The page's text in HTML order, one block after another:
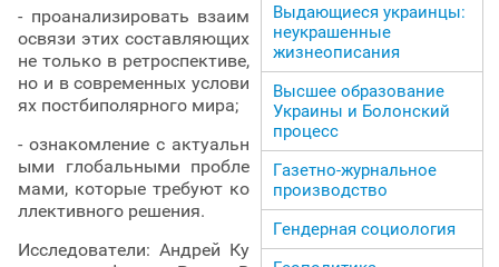
- проанализировать взаим
освязи этих составляющих
не только в ретроспективе,
но и в современных услови
ях постбиполярного мира;
- ознакомление с актуальн
ыми глобальными пробле
мами, которые требуют ко
ллективного решения.
Исследователи: Андрей Ку
Выдающиеся украинцы:
неукрашенные
жизнеописания
Высшее образование
Украины и Болонский
процесс
Газетно-журнальное
производство
Гендерная социология